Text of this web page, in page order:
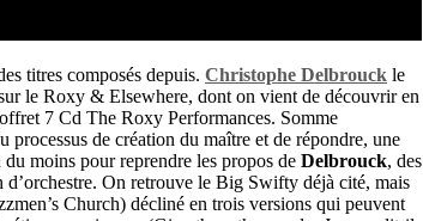
titres composés depuis. Christophe Delbrouck le
le Roxy & Elsewhere, dont on vient de découvrir en
7 Cd The Roxy Performances. Somme
de création du maître et de répondre, une
moins pour reprendre les propos de Delbrouck, des
On retrouve le Big Swifty déjà cité, mais
Church) décliné en trois versions qui peuvent